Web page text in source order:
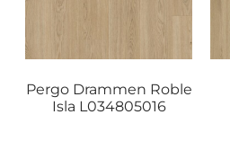
Pergo Drammen Roble
Isla L034805016